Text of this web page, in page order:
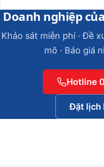
Doanh nghiệp
Khảo sát miễn phí · Đề
mô · Báo giá
Hotline
Đặt lịch